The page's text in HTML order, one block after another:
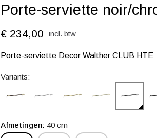
Porte-serviette noir/
€ 234,00 incl. btw
Porte-serviette Decor Walther CLUB HTE
Variants:
Afmetingen 40 cm